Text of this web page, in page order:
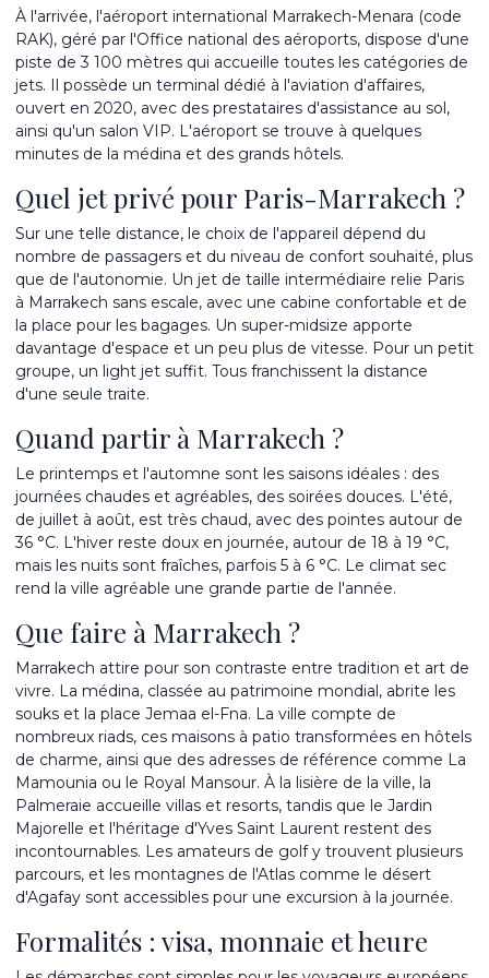
À l'arrivée, l'aéroport international Marrakech-Menara (code
RAK), géré par l'Office national des aéroports, dispose d'une
piste de 3 100 mètres qui accueille toutes les catégories de
jets. Il possède un terminal dédié à l'aviation d'affaires,
ouvert en 2020, avec des prestataires d'assistance au sol,
ainsi qu'un salon VIP. L'aéroport se trouve à quelques
minutes de la médina et des grands hôtels.
Quel jet privé pour Paris-Marrakech ?
Sur une telle distance, le choix de l'appareil dépend du
nombre de passagers et du niveau de confort souhaité, plus
que de l'autonomie. Un jet de taille intermédiaire relie Paris
à Marrakech sans escale, avec une cabine confortable et de
la place pour les bagages. Un super-midsize apporte
davantage d'espace et un peu plus de vitesse. Pour un petit
groupe, un light jet suffit. Tous franchissent la distance
d'une seule traite.
Quand partir à Marrakech ?
Le printemps et l'automne sont les saisons idéales : des
journées chaudes et agréables, des soirées douces. L'été,
de juillet à août, est très chaud, avec des pointes autour de
36 °C. L'hiver reste doux en journée, autour de 18 à 19 °C,
mais les nuits sont fraîches, parfois 5 à 6 °C. Le climat sec
rend la ville agréable une grande partie de l'année.
Que faire à Marrakech ?
Marrakech attire pour son contraste entre tradition et art de
vivre. La médina, classée au patrimoine mondial, abrite les
souks et la place Jemaa el-Fna. La ville compte de
nombreux riads, ces maisons à patio transformées en hôtels
de charme, ainsi que des adresses de référence comme La
Mamounia ou le Royal Mansour. À la lisière de la ville, la
Palmeraie accueille villas et resorts, tandis que le Jardin
Majorelle et l'héritage d'Yves Saint Laurent restent des
incontournables. Les amateurs de golf y trouvent plusieurs
parcours, et les montagnes de l'Atlas comme le désert
d'Agafay sont accessibles pour une excursion à la journée.
Formalités : visa, monnaie et heure